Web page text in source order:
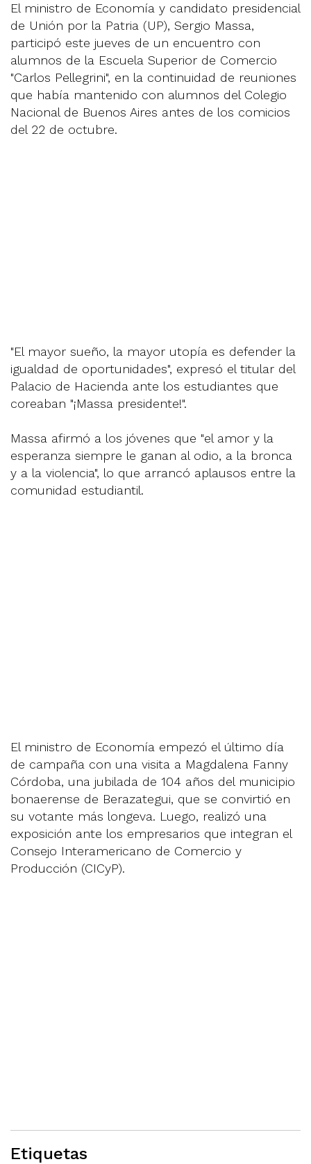
El ministro de Economía y candidato presidencial
de Unión por la Patria (UP), Sergio Massa,
participó este jueves de un encuentro con
alumnos de la Escuela Superior de Comercio
"Carlos Pellegrini", en la continuidad de reuniones
que había mantenido con alumnos del Colegio
Nacional de Buenos Aires antes de los comicios
del 22 de octubre.
"El mayor sueño, la mayor utopía es defender la
igualdad de oportunidades", expresó el titular del
Palacio de Hacienda ante los estudiantes que
coreaban "¡Massa presidente!".
Massa afirmó a los jóvenes que "el amor y la
esperanza siempre le ganan al odio, a la bronca
y a la violencia", lo que arrancó aplausos entre la
comunidad estudiantil.
El ministro de Economía empezó el último día
de campaña con una visita a Magdalena Fanny
Córdoba, una jubilada de 104 años del municipio
bonaerense de Berazategui, que se convirtió en
su votante más longeva. Luego, realizó una
exposición ante los empresarios que integran el
Consejo Interamericano de Comercio y
Producción (CICyP).
Etiquetas